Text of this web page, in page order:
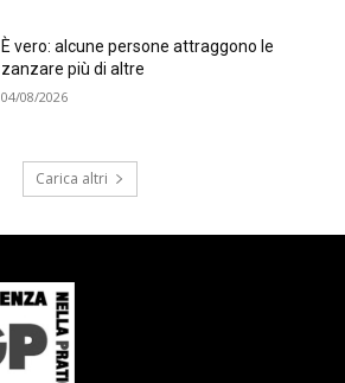
È vero: alcune persone attraggono le
zanzare più di altre
04/08/2026
Carica altri